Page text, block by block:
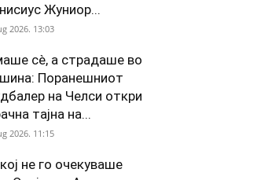
Жуниор...
2026. 13:03
сè, а страдаше во
Поранешниот
на Челси откри
тајна на...
2026. 11:15
не го очекуваше